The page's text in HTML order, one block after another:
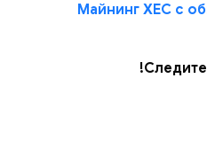
Майнинг XEC с